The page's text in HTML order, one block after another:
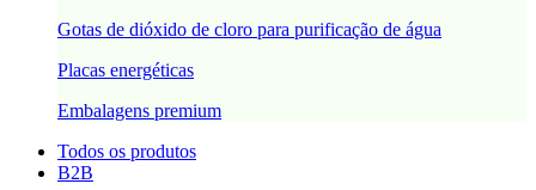
Gotas de dióxido de cloro para purificação de água
Placas energéticas
Embalagens premium
Todos os produtos
B2B